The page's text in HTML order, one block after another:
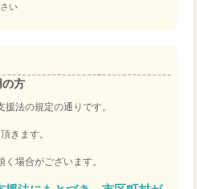
い
の方
法の規定の通りです。
きます。
場合がございます。